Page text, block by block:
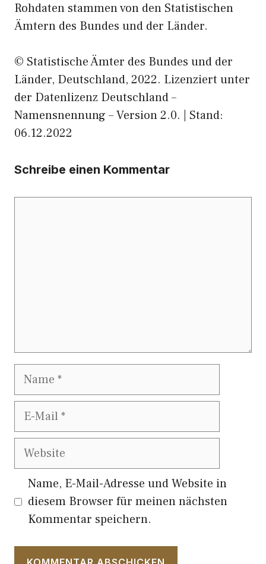
Rohdaten stammen von den Statistischen
Ämtern des Bundes und der Länder.
© Statistische Ämter des Bundes und der
Länder, Deutschland, 2022. Lizenziert unter
der Datenlizenz Deutschland –
Namensnennung – Version 2.0. | Stand:
06.12.2022
Schreibe einen Kommentar
Name
E-
Website
Name, E-Mail-Adresse und Website in
diesem Browser für meinen nächsten
Kommentar speichern.